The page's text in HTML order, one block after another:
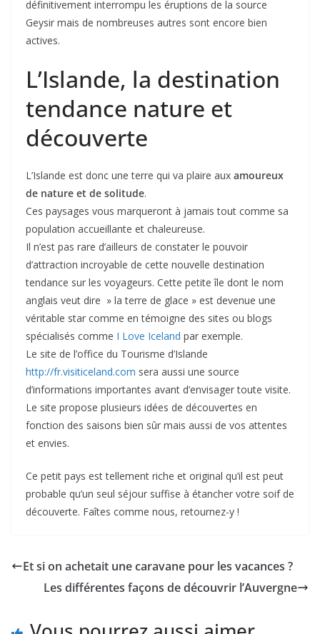
définitivement interrompu les éruptions de la source
Geysir mais de nombreuses autres sont encore bien
actives.
L’Islande, la destination
tendance nature et
découverte
L’Islande est donc une terre qui va plaire aux amoureux
de nature et de solitude.
Ces paysages vous marqueront à jamais tout comme sa
population accueillante et chaleureuse.
Il n’est pas rare d’ailleurs de constater le pouvoir
d’attraction incroyable de cette nouvelle destination
tendance sur les voyageurs. Cette petite île dont le nom
anglais veut dire » la terre de glace » est devenue une
véritable star comme en témoigne des sites ou blogs
spécialisés comme I Love Iceland par exemple.
Le site de l’office du Tourisme d’Islande
http://fr.visiticeland.com sera aussi une source
d’informations importantes avant d’envisager toute visite.
Le site propose plusieurs idées de découvertes en
fonction des saisons bien sûr mais aussi de vos attentes
et envies.
Ce petit pays est tellement riche et original qu’il est peut
probable qu’un seul séjour suffise à étancher votre soif de
découverte. Faîtes comme nous, retournez-y !
Et si on achetait une caravane pour les vacances ?
Les différentes façons de découvrir l’Auvergne